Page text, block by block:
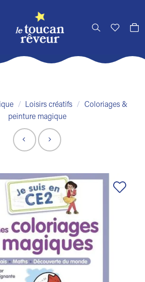
/ Loisirs créatifs /
Coloriages &
peinture magique